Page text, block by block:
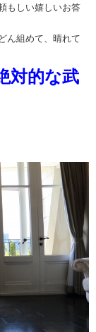
もしい嬉しいお答
ん組めて、晴れて
対的な武